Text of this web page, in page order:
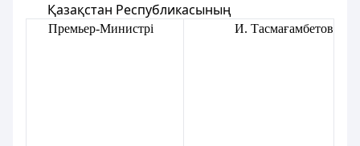
Қазақстан Республикасының
Премьер-Министрі И. Тасмағамбетов